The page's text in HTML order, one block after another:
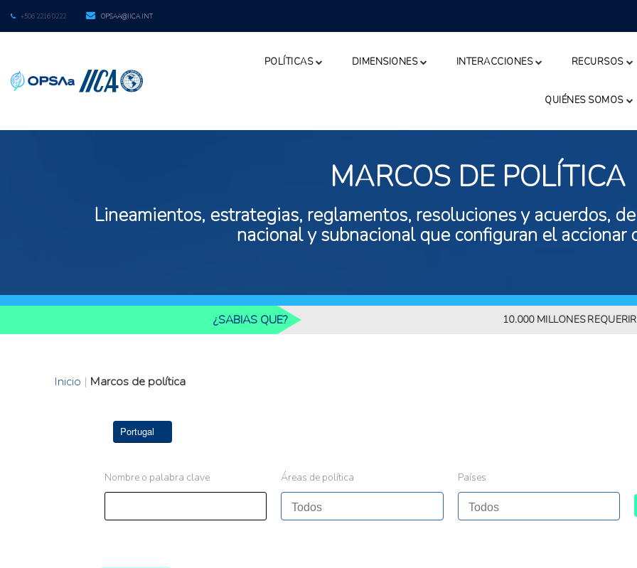
+506 2216 0222 OPSAA@IICA.INT
POLÍTICAS DIMENSIONES INTERACCIONES RECURSOS
QUIÉNES SOMOS
MARCOS DE POLÍTICA
Lineamientos, estrategias, reglamentos, resoluciones y acuerdos,
nacional y subnacional que configuran el accionar
¿SABIAS QUE? 10.000 MILLONES REQUERIRÁN
Inicio | Marcos de política
Portugal
Nombre o palabra clave Áreas de política Países